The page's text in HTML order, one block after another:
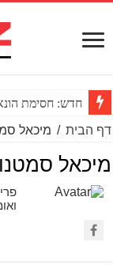
חדש: חסימת
דף הבית / מיכאל
מיכאל